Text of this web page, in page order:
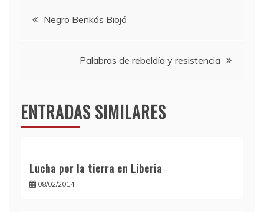
Navegación
Negro Benkós Biojó
Palabras de rebeldía y resistencia
ENTRADAS SIMILARES
Lucha por la tierra en Liberia
08/02/2014